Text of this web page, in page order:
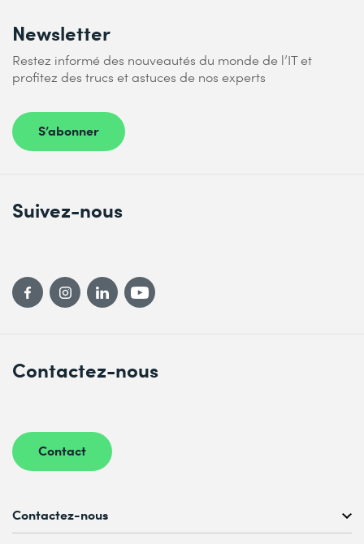
Newsletter
Restez informé des nouveautés du monde de l’IT et
profitez des trucs et astuces de nos experts
S’abonner
Contactez-nous
Contact
Suivez-nous
Contactez-nous